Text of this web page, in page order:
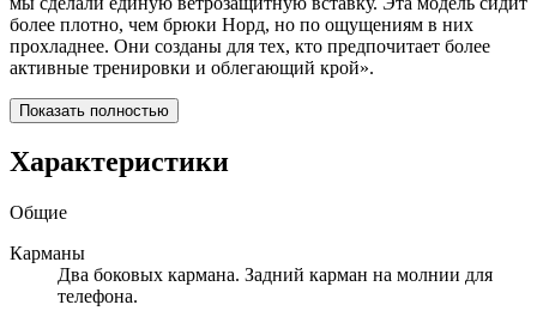
более плотно, чем брюки Норд, но по ощущениям в них
прохладнее. Они созданы для тех, кто предпочитает более
активные тренировки и облегающий крой».
Показать полностью
Характеристики
Общие
Карманы
Два боковых кармана. Задний карман на молнии для
телефона.